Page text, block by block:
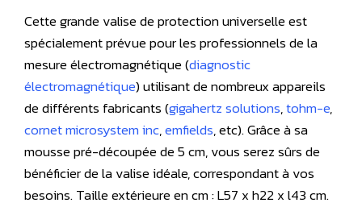
Cette grande valise de protection universelle est
spécialement prévue pour les professionnels de la
mesure électromagnétique (diagnostic
électromagnétique) utilisant de nombreux appareils
de différents fabricants (gigahertz solutions,tohm-e,
cornet microsystem inc,emfields, etc). Grâce à sa
mousse pré-découpée de 5 cm, vous serez sûrs de
bénéficier de la valise idéale, correspondant à vos
besoins. Taille extérieure en cm : L57 x h22 x l43 cm.